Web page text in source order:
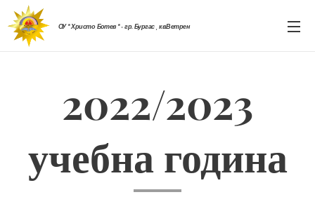
ОУ " Христо Ботев " - гр. Бургас , кв.Ветрен
2022/2023
учебна година